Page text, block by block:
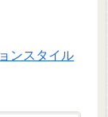
ンスタイル